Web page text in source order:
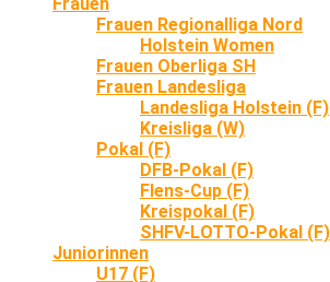
Frauen Regionalliga Nord
Holstein Women
Frauen Oberliga SH
Frauen Landesliga
Landesliga Holstein (F)
Kreisliga (W)
Pokal (F)
DFB-Pokal (F)
Flens-Cup (F)
Kreispokal (F)
SHFV-LOTTO-Pokal (F)
Juniorinnen
U17 (F)